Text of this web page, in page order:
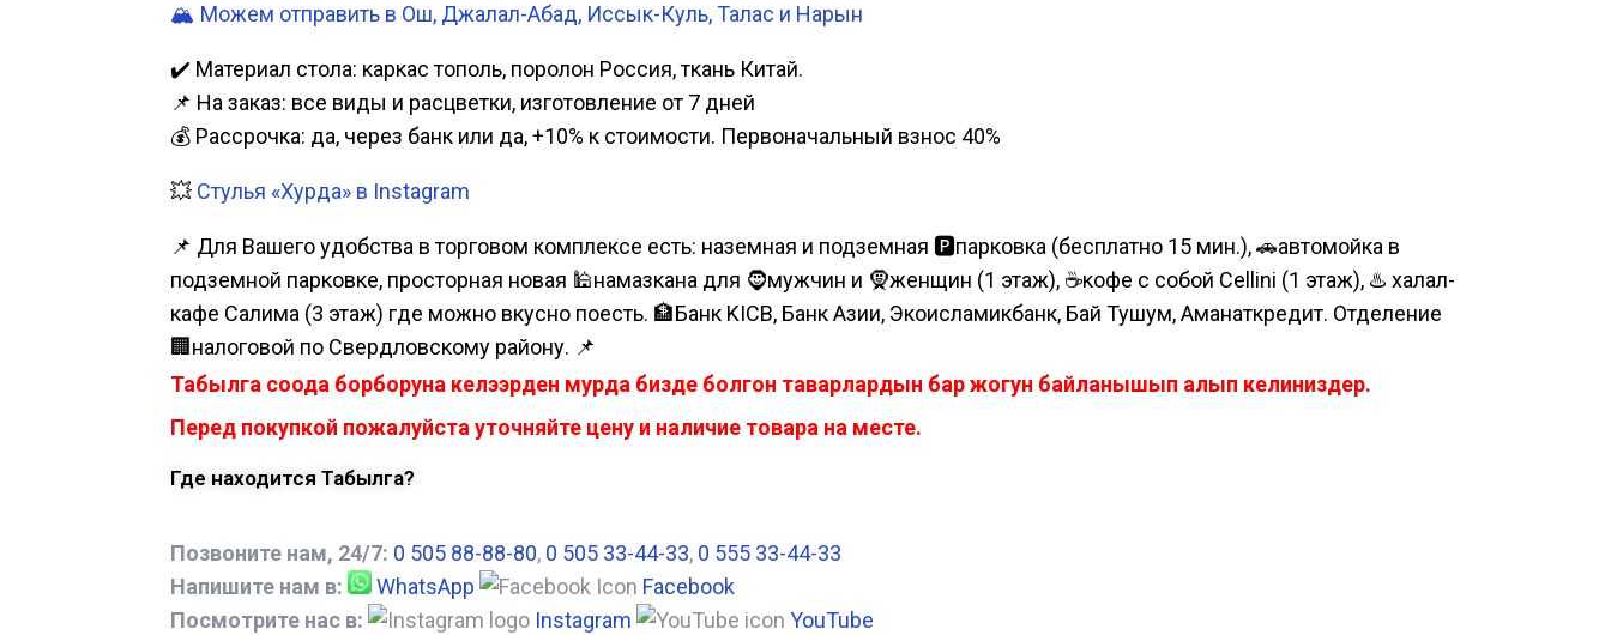
🏔️ Можем отправить в Ош, Джалал-Абад, Иссык-Куль, Талас и Нарын
✔️ Материал стола: каркас тополь, поролон Россия, ткань Китай.
📌 На заказ: все виды и расцветки, изготовление от 7 дней
💰 Рассрочка: да, через банк или да, +10% к стоимости. Первоначальный взнос 40%
💥 Стулья «Хурда» в Instagram
📌 Для Вашего удобства в торговом комплексе есть: наземная и подземная 🅿парковка (бесплатно 15 мин.), 🚗автомойка в
подземной парковке, просторная новая 🕌намазкана для 🧔мужчин и 🧕женщин (1 этаж), ☕кофе с собой Cellini (1 этаж), ♨️ халал-
кафе Салима (3 этаж) где можно вкусно поесть. 🏦Банк KICB, Банк Азии, Экоисламикбанк, Бай Тушум, Аманаткредит. Отделение
🏢налоговой по Свердловскому району. 📌
Табылга соода борборуна келээрден мурда бизде болгон таварлардын бар жогун байланышып алып келиниздер.
Перед покупкой пожалуйста уточняйте цену и наличие товара на месте.
Где находится Табылга?
Позвоните нам, 24/7: 0 505 88-88-80, 0 505 33-44-33, 0 555 33-44-33
Напишите нам в:
WhatsApp
Facebook
Посмотрите нас в:
Instagram YouTube